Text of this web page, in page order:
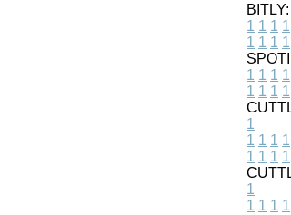
BITLY:
1 1 1 1
1 1 1 1
1 1 1 1
1 1 1 1
1
1 1 1 1
1 1 1 1
1
1 1 1 1